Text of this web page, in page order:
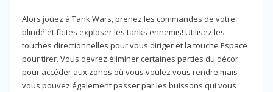
Alors jouez à Tank Wars, prenez les commandes de votre
blindé et faites exploser les tanks ennemis! Utilisez les
touches directionnelles pour vous diriger et la touche Espace
pour tirer. Vous devrez éliminer certaines parties du décor
pour accéder aux zones où vous voulez vous rendre mais
vous pouvez également passer par les buissons qui vous